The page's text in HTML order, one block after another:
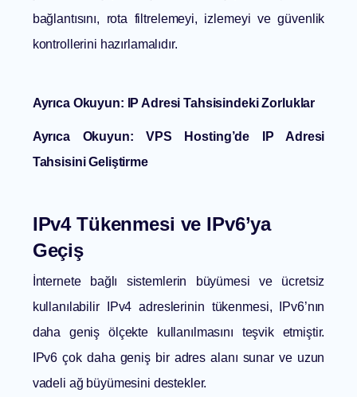
bağlantısını, rota filtrelemeyi, izlemeyi ve güvenlik
kontrollerini hazırlamalıdır.
Ayrıca Okuyun: IP Adresi Tahsisindeki Zorluklar
Ayrıca Okuyun:VPS Hosting’de IP Adresi
Tahsisini Geliştirme
IPv4 Tükenmesi ve IPv6’ya
Geçiş
İnternete bağlı sistemlerin büyümesi ve ücretsiz
kullanılabilir IPv4 adreslerinin tükenmesi, IPv6’nın
daha geniş ölçekte kullanılmasını teşvik etmiştir.
IPv6 çok daha geniş bir adres alanı sunar ve uzun
vadeli ağ büyümesini destekler.